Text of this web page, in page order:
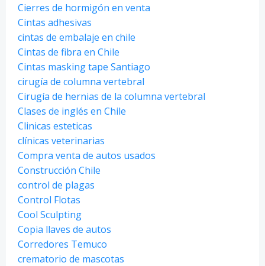
Cierres de hormigón en venta
Cintas adhesivas
cintas de embalaje en chile
Cintas de fibra en Chile
Cintas masking tape Santiago
cirugía de columna vertebral
Cirugía de hernias de la columna vertebral
Clases de inglés en Chile
Clinicas esteticas
clínicas veterinarias
Compra venta de autos usados
Construcción Chile
control de plagas
Control Flotas
Cool Sculpting
Copia llaves de autos
Corredores Temuco
crematorio de mascotas